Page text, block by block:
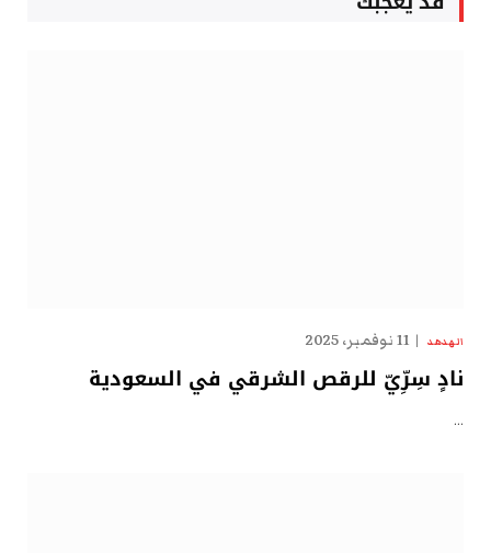
الهدهد 11 نوفمبر، 2025
نادٍ سِرِّيّ للرقص الشرقي في السعودية
…